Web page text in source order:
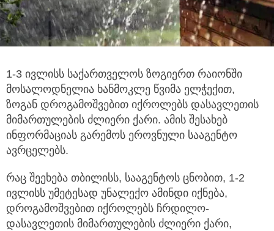
1-3 ივლისს საქართველოს ზოგიერთ რაიონში
მოსალოდნელია ხანმოკლე წვიმა ელჭექით,
ზოგან დროგამოშვებით იქროლებს დასავლეთის
მიმართულების ძლიერი ქარი. ამის შესახებ
ინფორმაციას გარემოს ეროვნული სააგენტო
ავრცელებს.
რაც შეეხება თბილისს, სააგენტოს ცნობით, 1-2
ივლისს უმეტესად უნალექო ამინდი იქნება,
დროგამოშვებით იქროლებს ჩრდილო-
დასავლეთის მიმართულების ძლიერი ქარი,